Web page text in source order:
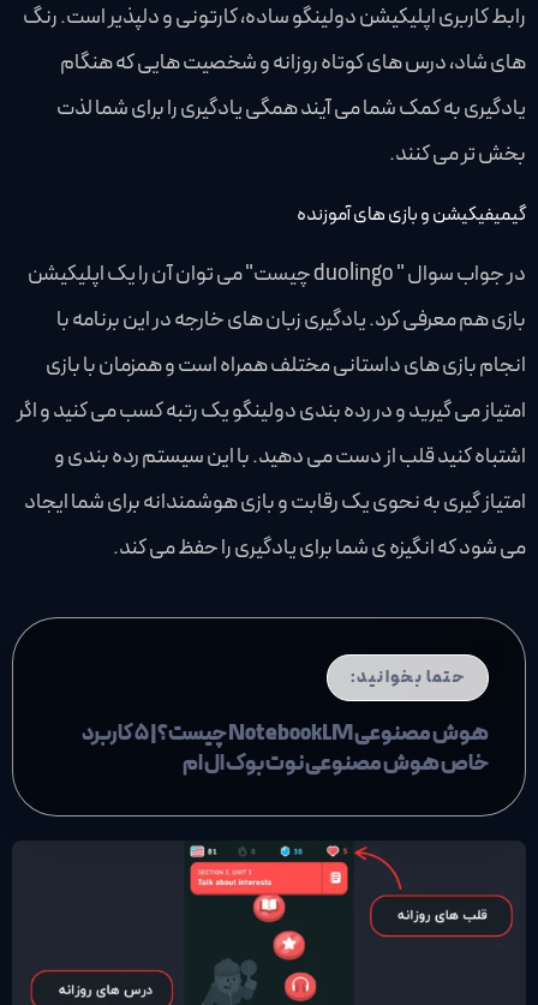
رابط کاربری اپلیکیشن دولینگو ساده، کارتونی و دلپذیر است. رنگ
های شاد، درس های کوتاه روزانه و شخصیت هایی که هنگام
یادگیری به کمک شما می آیند همگی یادگیری را برای شما لذت
بخش تر می کنند.
گیمیفیکیشن و بازی های آموزنده
در جواب سوال " duolingo چیست" می توان آن را یک اپلیکیشن
بازی هم معرفی کرد. یادگیری زبان های خارجه در این برنامه با
انجام بازی های داستانی مختلف همراه است و همزمان با بازی
امتیاز می گیرید و در رده بندی دولینگو یک رتبه کسب می کنید و اگر
اشتباه کنید قلب از دست می دهید. با این سیستم رده بندی و
امتیاز گیری به نحوی یک رقابت و بازی هوشمندانه برای شما ایجاد
می شود که انگیزه ی شما برای یادگیری را حفظ می کند.
حتما بخوانید:
هوش مصنوعی NotebookLM چیست؟| 5 کاربرد
خاص هوش مصنوعی نوت بوک ال ام